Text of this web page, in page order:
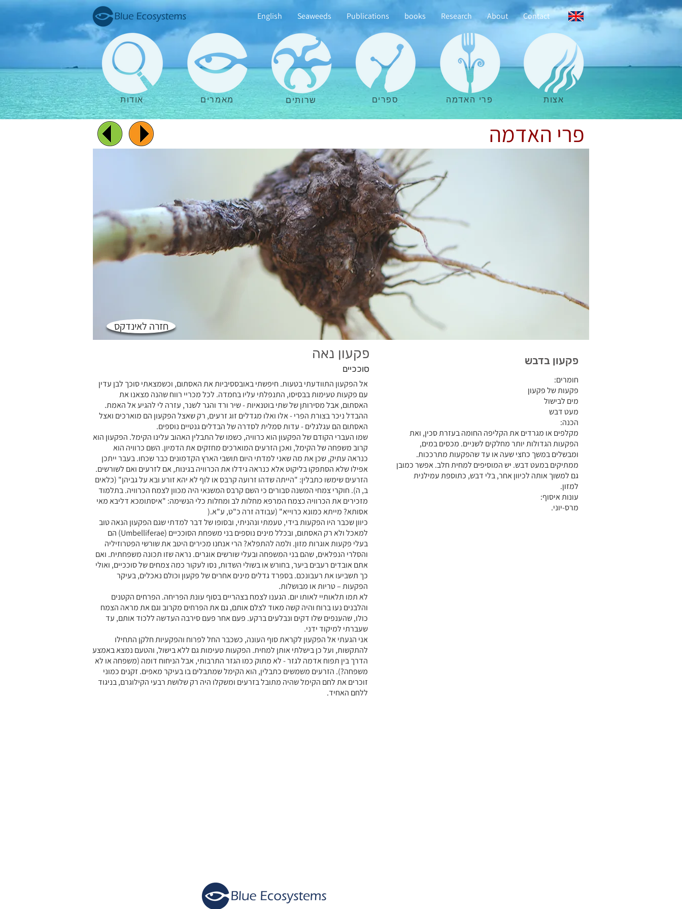
פרי האדמה
אל הפקעון התוודעתי בטעות. חיפשתי באובססיביות את האסתום, וכשמצאתי סוכך לבן עדין
עם פקעות טעימות בבסיסו, התנפלתי עליו בחמדה. לכל מכריי רווח שהנה מצאנו את
האסתום, אבל מסירותן של שתי בוטנאיות - שיר ורד והגר לשנר, עזרה לי להגיע אל האמת.
ההבדל ניכר בצורת הפרי - אלו ואלו מגדלים זוג זרעים, רק שאצל הפקעון הם מוארכים ואצל
האסתום הם עגלגלים - עדות סמלית לסדרה של הבדלים גנטיים נוספים.
שמו העברי הקודם של הפקעון הוא כרוויה, כשמו של התבלין האהוב עלינו הקימל. הפקעון הוא
קרוב משפחה של הקימל, ואכן הזרעים המוארכים מחזקים את הדמיון. השם כרוויה הוא
כנראה עתיק, שכן את מה שאני למדתי היום תושבי הארץ הקדמונים כבר שכחו. בעבר ייתכן
אפילו שלא הסתפקו בליקוט אלא כנראה גידלו את הכרוויה בגינות, אם לזרעים ואם לשורשים.
הזרעים שימשו כתבלין: "הייתה שדהו זרועה קרבס או לוף לא יהא זורע ובא על גביהן" (כלאים
ב, ה). חוקרי צמחי המשנה סבורים כי השם קרבס המשנאי היה מכוון לצמח הכרוויה. בתלמוד
מזכירים את הכרוויה כצמח המרפא מחלות לב ומחלות כלי הנשימה: "איסתומכא דליבא מאי
אסותא? מייתא כמונא כרוייא" (עבודה זרה כ"ט, ע"א.(
כיוון שכבר היו הפקעות בידי, טעמתי ונהניתי, ובסופו של דבר למדתי שגם הפקעון הנאה טוב
למאכל ולא רק האסתום, ובכלל מינים נוספים בני משפחת הסוככיים (Umbelliferae) הם
בעלי פקעות אוגרות מזון. ולמה להתפלא? הרי אנחנו מכירים היטב את שורשי הפטרוזיליה
והסלרי הנפלאים, שהם בני המשפחה ובעלי שורשים אוגרים. נראה שזו תכונה משפחתית. ואם
אתם אובדים רעבים ביער, בחורש או בשולי השדות, נסו לעקור כמה צמחים של סוככיים, ואולי
כך תשביעו את רעבונכם. בספרד גדלים מינים אחרים של פקעון וכולם נאכלים, בעיקר
הפקעות – טריות או מבושלות.
לא תמו תלאותיי לאותו יום. הגענו לצמח בצהריים בסוף עונת הפריחה. הפרחים הקטנים
והלבנים נעו ברוח והיה קשה מאוד לצלם אותם, גם את הפרחים מקרוב וגם את מראה הצמח
כולו, שהענפים שלו דקים ונבלעים ברקע. פעם אחר פעם סירבה העדשה ללכוד אותם, עד
שעברתי למיקוד ידני.
אני הגעתי אל הפקעון לקראת סוף העונה, כשכבר החל לפרוח והפקעיות חלקן התחילו
להתקשות, ועל כן בישלתי אותן למחית. הפקעות טעימות גם ללא בישול, והטעם נמצא באמצע
הדרך בין תפוח אדמה לגזר - לא מתוק כמו הגזר התרבותי, אבל הניחוח דומה (משפחה או לא
משפחה?). הזרעים משמשים כתבלין, הוא הקימל שמתבלים בו בעיקר מאפים. זקנים כמוני
זוכרים את לחם הקימל שהיה מתובל בזרעים ומשקלו היה רק שלושת רבעי הקילוגרם, בניגוד
ללחם האחיד.
פקעון נאה
סוככיים
חומרים:
פקעות של פקעון
מים לבישול
מעט דבש
הכנה:
מקלפים או מגרדים את הקליפה החומה בעזרת סכין, ואת
הפקעות הגדולות יותר מחלקים לשניים. מכסים במים,
ומבשלים במשך כחצי שעה או עד שהפקעות מתרככות.
ממתיקים במעט דבש. יש המוסיפים למחית חלב. אפשר כמובן
גם למשוך אותה לכיוון אחר, בלי דבש, כתוספת עמילנית
למזון.
עונות איסוף:
מרס-יוני.
חזרה לאינדקס
פקעון בדבש
English Seaweeds Publications books Research About Contact
אודות מאמרים שרותים ספרים פרי האדמה אצות